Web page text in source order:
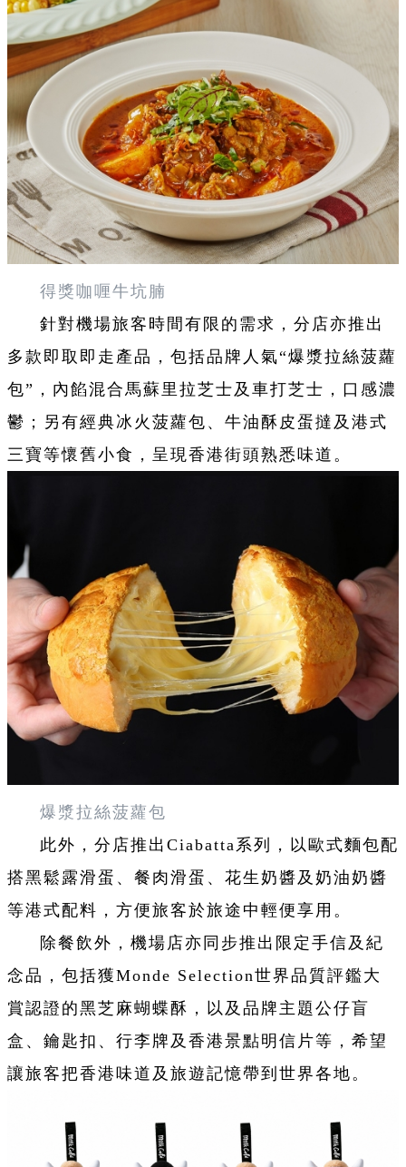
得獎咖喱牛坑腩
針對機場旅客時間有限的需求，分店亦推出
多款即取即走產品，包括品牌人氣“爆漿拉絲菠蘿
包”，內餡混合馬蘇里拉芝士及車打芝士，口感濃
鬱；另有經典冰火菠蘿包、牛油酥皮蛋撻及港式
三寶等懷舊小食，呈現香港街頭熟悉味道。
爆漿拉絲菠蘿包
此外，分店推出Ciabatta系列，以歐式麵包配
搭黑鬆露滑蛋、餐肉滑蛋、花生奶醬及奶油奶醬
等港式配料，方便旅客於旅途中輕便享用。
除餐飲外，機場店亦同步推出限定手信及紀
念品，包括獲Monde Selection世界品質評鑑大
賞認證的黑芝麻蝴蝶酥，以及品牌主題公仔盲
盒、鑰匙扣、行李牌及香港景點明信片等，希望
讓旅客把香港味道及旅遊記憶帶到世界各地。